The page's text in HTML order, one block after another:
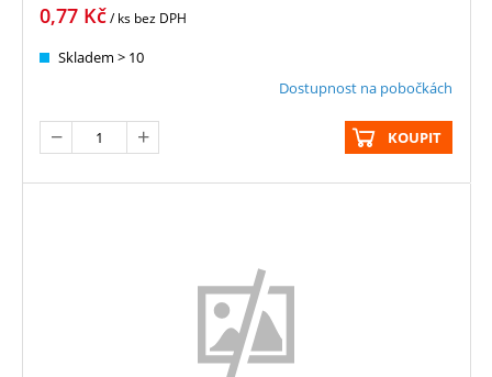
0,77 Kč/ ks bez DPH
Skladem > 10
Dostupnost na pobočkách
KOUPIT